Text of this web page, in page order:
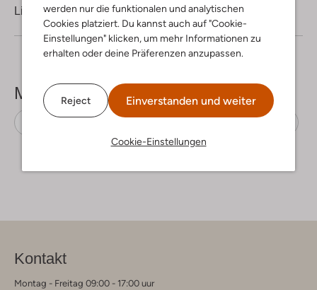
werden nur die funktionalen und analytischen
Cookies platziert. Du kannst auch auf "Cookie-
Einstellungen" klicken, um mehr Informationen zu
erhalten oder deine Präferenzen anzupassen.
Reject Einverstanden und weiter
Cookie-Einstellungen
Lieferung & Rückgabe
Mehr sehen
Kontakt
Montag - Freitag 09:00 - 17:00 uur